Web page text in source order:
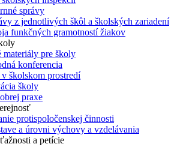
správy
z jednotlivých škôl a školských zariadení
funkčných gramotností žiakov
materiály pre školy
konferencia
školskom prostredí
školy
praxe
protispoločenskej činnosti
a úrovni výchovy a vzdelávania
a petície